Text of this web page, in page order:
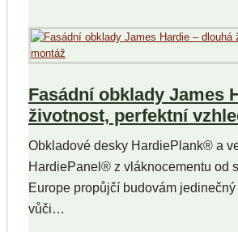
Fasádní obklady James
životnost, perfektní
Obkladové desky HardiePlank® a
HardiePanel® z vláknocementu od
Europe propůjčí budovám
vůči…